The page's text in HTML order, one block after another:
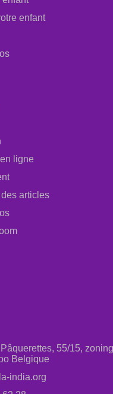
enfant
ligne
articles
55/15,
Belgique
india.org